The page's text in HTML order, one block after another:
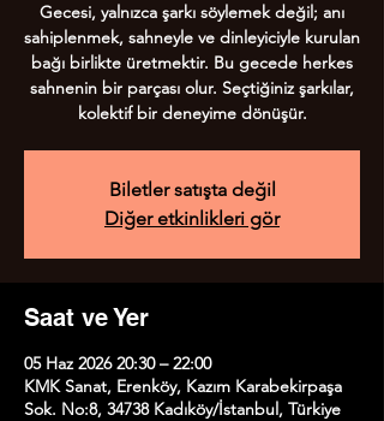
Gecesi, yalnızca şarkı söylemek değil; anı
sahiplenmek, sahneyle ve dinleyiciyle kurulan
bağı birlikte üretmektir. Bu gecede herkes
sahnenin bir parçası olur. Seçtiğiniz şarkılar,
kolektif bir deneyime dönüşür.
Biletler satışta değil
Diğer etkinlikleri gör
Saat ve Yer
05 Haz 2026 20:30 – 22:00
KMK Sanat, Erenköy, Kazım Karabekirpaşa
Sok. No:8, 34738 Kadıköy/İstanbul, Türkiye